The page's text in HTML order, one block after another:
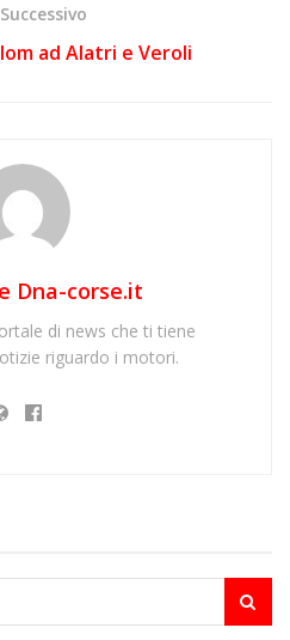
ad Alatri e Veroli
Dna-corse.it
di news che ti tiene
riguardo i motori.